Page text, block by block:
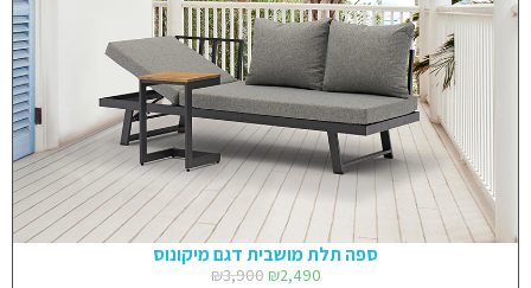
ספה תלת מושבית דגם מיקונוס
₪3,900 ₪2,490